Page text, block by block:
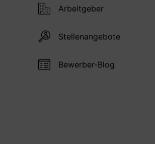
Arbeitgeber
Stellenangebote
Bewerber-Blog